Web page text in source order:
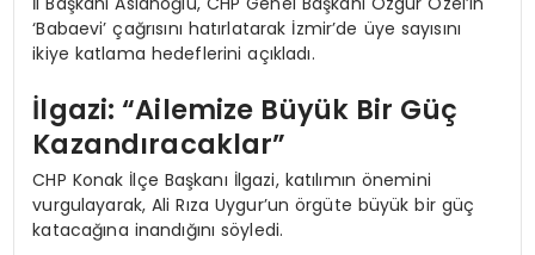
‘Babaevi’ çağrısını hatırlatarak İzmir’de üye sayısını
ikiye katlama hedeflerini açıkladı.
İlgazi: “Ailemize Büyük Bir Güç
Kazandıracaklar”
CHP Konak İlçe Başkanı İlgazi, katılımın önemini
vurgulayarak, Ali Rıza Uygur’un örgüte büyük bir güç
katacağına inandığını söyledi.